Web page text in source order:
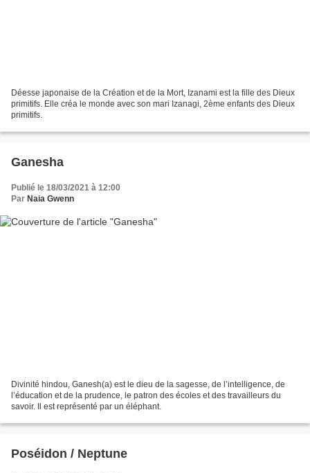
Déesse japonaise de la Création et de la Mort, Izanami est la fille des Dieux
primitifs. Elle créa le monde avec son mari Izanagi, 2ème enfants des Dieux
primitifs.
Ganesha
Publié le 18/03/2021 à 12:00
Par Naia Gwenn
Divinité hindou, Ganesh(a) est le dieu de la sagesse, de l’intelligence, de
l’éducation et de la prudence, le patron des écoles et des travailleurs du
savoir. Il est représenté par un éléphant.
Poséidon / Neptune